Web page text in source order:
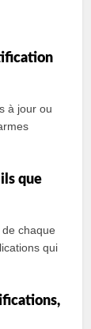
à jour ou
que
chaque
qui